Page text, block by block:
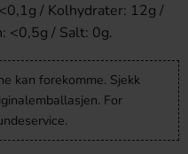
/ Kolhydrater: 12g /
<0,5g / Salt: 0g.
kan forekomme. Sjekk
For